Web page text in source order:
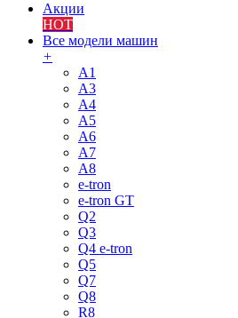
Акции
HOT
Все модели машин
+
A1
A3
A4
A5
A6
A7
A8
e-tron
e-tron GT
Q2
Q3
Q4 e-tron
Q5
Q7
Q8
R8